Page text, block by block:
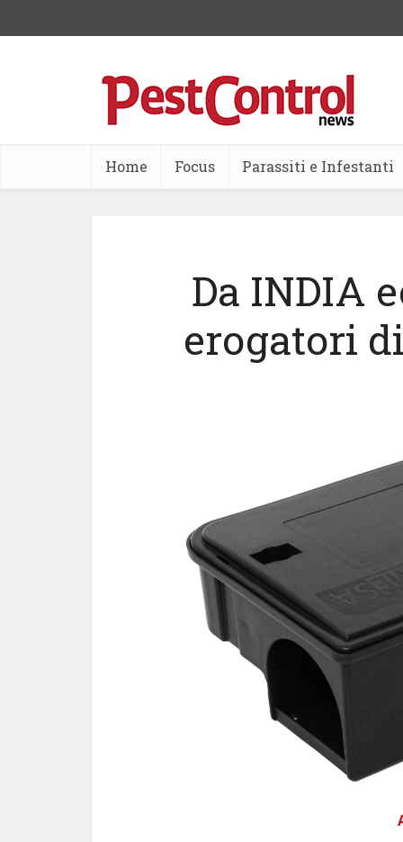
Home Focus Parassiti e Infestanti
Da INDIA
erogatori